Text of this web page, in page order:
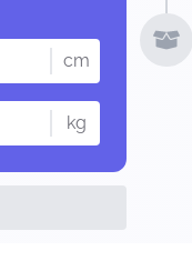
cm
kg